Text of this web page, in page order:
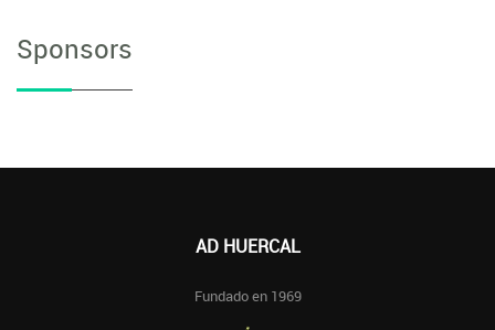
Sponsors
AD HUERCAL
Fundado en 1969